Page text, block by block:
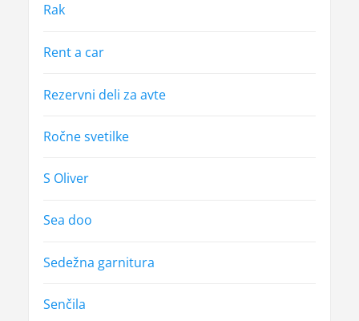
Rak
Rent a car
Rezervni deli za avte
Ročne svetilke
S Oliver
Sea doo
Sedežna garnitura
Senčila